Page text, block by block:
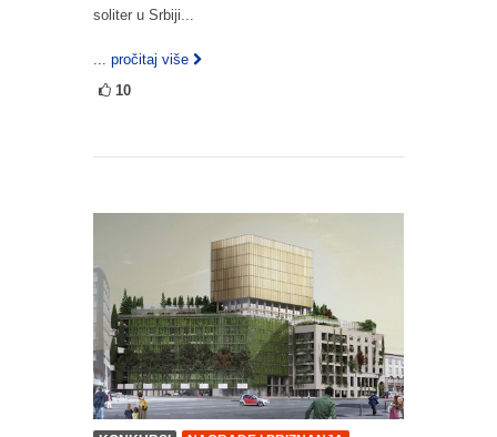
soliter u Srbiji...
... pročitaj više
10